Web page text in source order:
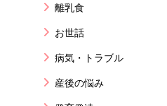
離乳食
お世話
病気・トラブル
産後の悩み